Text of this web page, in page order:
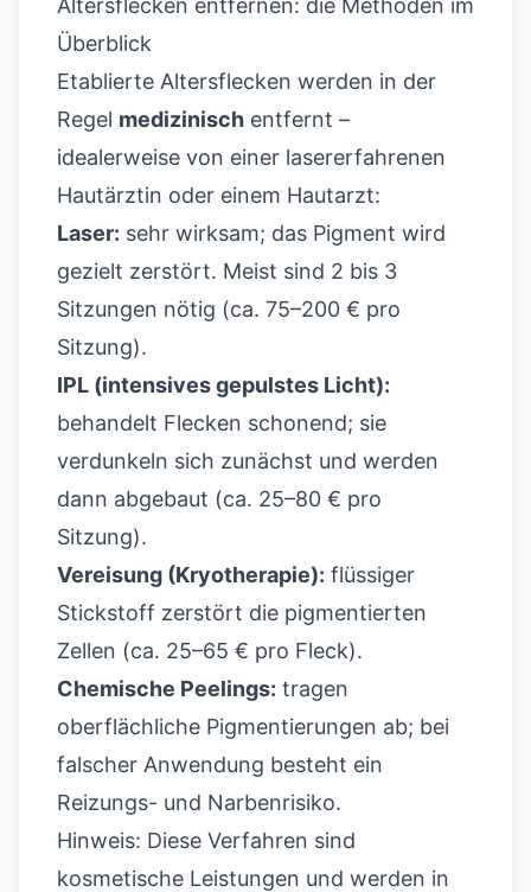
Altersflecken entfernen: die Methoden im
Überblick
Etablierte Altersflecken werden in der
Regel medizinisch entfernt –
idealerweise von einer lasererfahrenen
Hautärztin oder einem Hautarzt:
Laser: sehr wirksam; das Pigment wird
gezielt zerstört. Meist sind 2 bis 3
Sitzungen nötig (ca. 75–200 € pro
Sitzung).
IPL (intensives gepulstes Licht):
behandelt Flecken schonend; sie
verdunkeln sich zunächst und werden
dann abgebaut (ca. 25–80 € pro
Sitzung).
Vereisung (Kryotherapie): flüssiger
Stickstoff zerstört die pigmentierten
Zellen (ca. 25–65 € pro Fleck).
Chemische Peelings: tragen
oberflächliche Pigmentierungen ab; bei
falscher Anwendung besteht ein
Reizungs- und Narbenrisiko.
Hinweis: Diese Verfahren sind
kosmetische Leistungen und werden in